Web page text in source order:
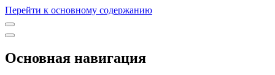
Перейти к основному содержанию
Основная навигация